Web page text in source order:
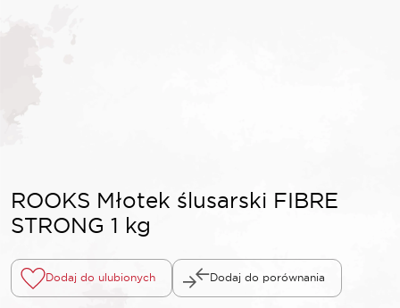
ROOKS Młotek ślusarski FIBRE
STRONG 1 kg
Dodaj do ulubionych Dodaj do porównania